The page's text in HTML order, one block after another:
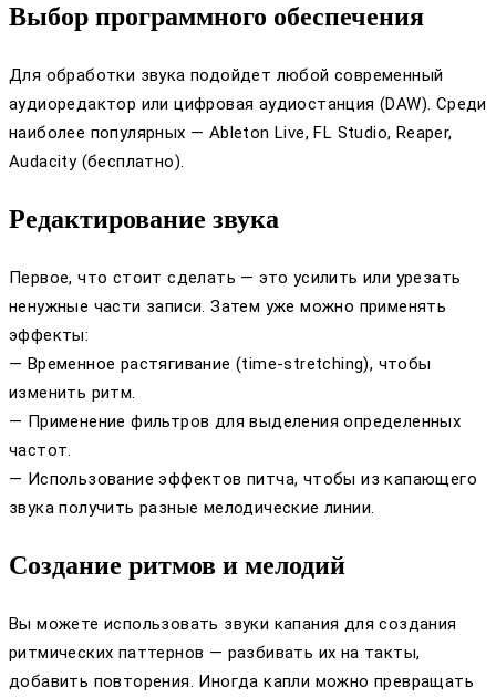
Выбор программного обеспечения
Для обработки звука подойдет любой современный
аудиоредактор или цифровая аудиостанция (DAW). Среди
наиболее популярных — Ableton Live, FL Studio, Reaper,
Audacity (бесплатно).
Редактирование звука
Первое, что стоит сделать — это усилить или урезать
ненужные части записи. Затем уже можно применять
эффекты:
— Временное растягивание (time-stretching), чтобы
изменить ритм.
— Применение фильтров для выделения определенных
частот.
— Использование эффектов питча, чтобы из капающего
звука получить разные мелодические линии.
Создание ритмов и мелодий
Вы можете использовать звуки капания для создания
ритмических паттернов — разбивать их на такты,
добавить повторения. Иногда капли можно превращать